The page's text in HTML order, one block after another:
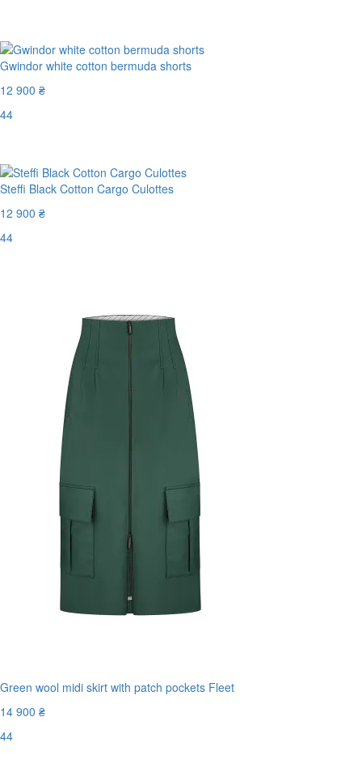
Gwindor white cotton bermuda shorts
12 900 ₴
44
Steffi Black Cotton Cargo Culottes
12 900 ₴
44
Green wool midi skirt with patch pockets Fleet
14 900 ₴
44